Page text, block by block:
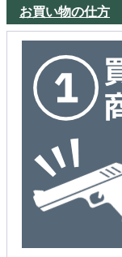
お買い物の仕方